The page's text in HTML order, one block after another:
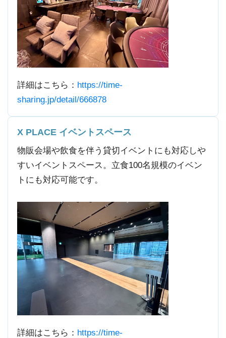
詳細はこちら： https://time-
sharing.jp/detail/666878
X PLACE イベントスペース
物販会場や飲食を伴う貸切イベントにも対応しや
すいイベントスペース。立食100名規模のイベン
トにも対応可能です。
詳細はこちら： https://time-